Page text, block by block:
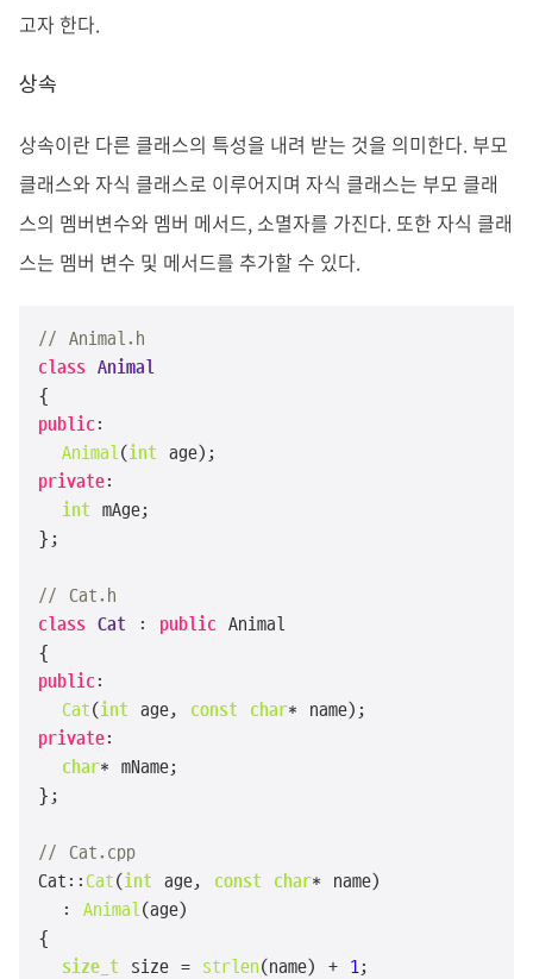
고자 한다.
상속
상속이란 다른 클래스의 특성을 내려 받는 것을 의미한다. 부모
클래스와 자식 클래스로 이루어지며 자식 클래스는 부모 클래
스의 멤버변수와 멤버 메서드, 소멸자를 가진다. 또한 자식 클래
스는 멤버 변수 및 메서드를 추가할 수 있다.
// Animal.h
class Animal
public :
Animal(int
private:
int mAge;
};
// Cat.h
class Cat : public Animal
public :
Cat(int age, const char
private:
char* mName;
};
// Cat.cpp
Cat::Cat(int age, const char* name)
  :
Animal(age)
{
size_t size = strlen(name) + 1;